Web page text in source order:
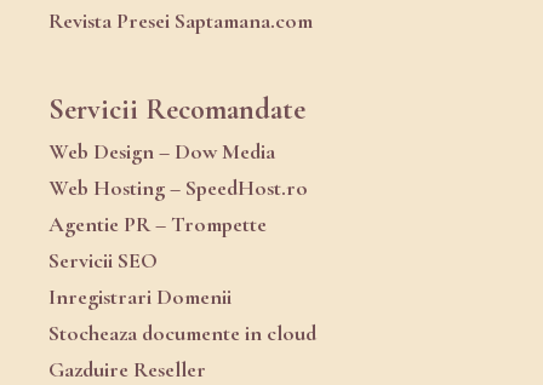
Revista Presei Saptamana.com
Servicii Recomandate
Web Design – Dow Media
Web Hosting – SpeedHost.ro
Agentie PR – Trompette
Servicii SEO
Inregistrari Domenii
Stocheaza documente in cloud
Gazduire Reseller